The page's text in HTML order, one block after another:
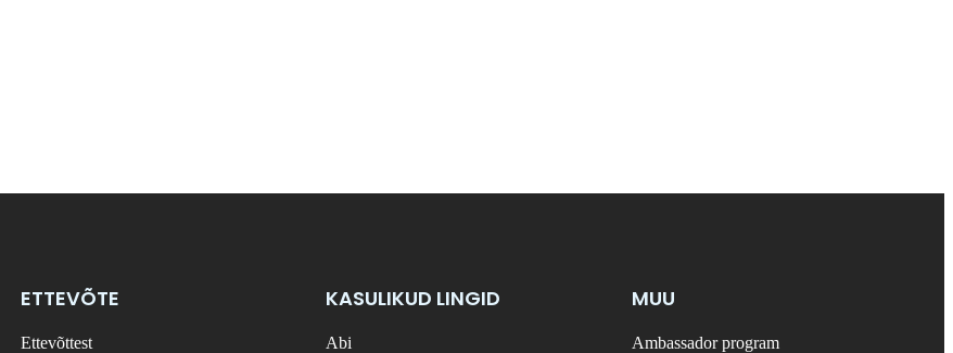
ETTEVÕTE
Ettevõttest
KASULIKUD LINGID
Abi
MUU
Ambassador program